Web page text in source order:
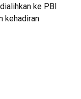
ke PBI
kehadiran